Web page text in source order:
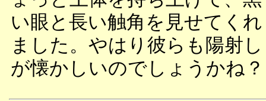
い眼と長い触角を見せてくれ
ました。やはり彼らも陽射し
が懐かしいのでしょうかね？